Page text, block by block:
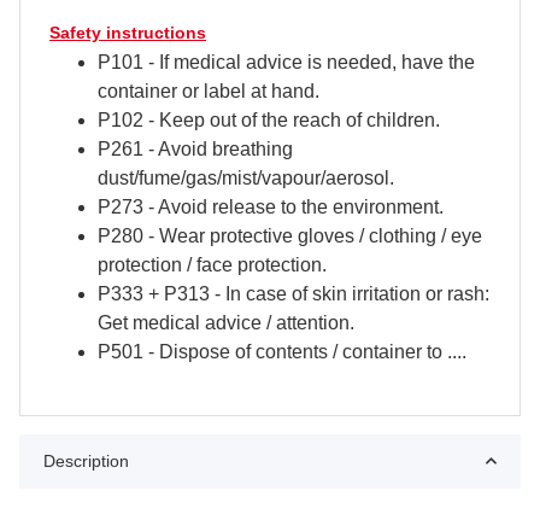
Safety instructions
P101 - If medical advice is needed, have the
container or label at hand.
P102 - Keep out of the reach of children.
P261 - Avoid breathing
dust/fume/gas/mist/vapour/aerosol.
P273 - Avoid release to the environment.
P280 - Wear protective gloves / clothing / eye
protection / face protection.
P333 + P313 - In case of skin irritation or rash:
Get medical advice / attention.
P501 - Dispose of contents / container to ....
Description